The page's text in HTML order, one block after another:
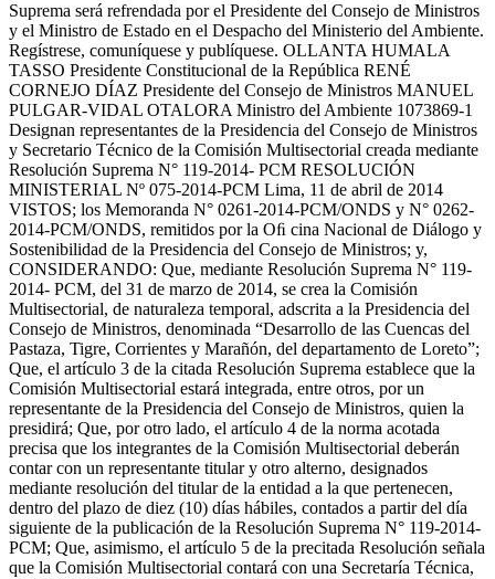
Suprema será refrendada por el Presidente del Consejo de Ministros
y el Ministro de Estado en el Despacho del Ministerio del Ambiente.
Regístrese, comuníquese y publíquese. OLLANTA HUMALA
TASSO Presidente Constitucional de la República RENÉ
CORNEJO DÍAZ Presidente del Consejo de Ministros MANUEL
PULGAR-VIDAL OTALORA Ministro del Ambiente 1073869-1
Designan representantes de la Presidencia del Consejo de Ministros
y Secretario Técnico de la Comisión Multisectorial creada mediante
Resolución Suprema N° 119-2014- PCM RESOLUCIÓN
MINISTERIAL Nº 075-2014-PCM Lima, 11 de abril de 2014
VISTOS; los Memoranda N° 0261-2014-PCM/ONDS y N° 0262-
2014-PCM/ONDS, remitidos por la Oﬁ cina Nacional de Diálogo y
Sostenibilidad de la Presidencia del Consejo de Ministros; y,
CONSIDERANDO: Que, mediante Resolución Suprema N° 119-
2014- PCM, del 31 de marzo de 2014, se crea la Comisión
Multisectorial, de naturaleza temporal, adscrita a la Presidencia del
Consejo de Ministros, denominada “Desarrollo de las Cuencas del
Pastaza, Tigre, Corrientes y Marañón, del departamento de Loreto”;
Que, el artículo 3 de la citada Resolución Suprema establece que la
Comisión Multisectorial estará integrada, entre otros, por un
representante de la Presidencia del Consejo de Ministros, quien la
presidirá; Que, por otro lado, el artículo 4 de la norma acotada
precisa que los integrantes de la Comisión Multisectorial deberán
contar con un representante titular y otro alterno, designados
mediante resolución del titular de la entidad a la que pertenecen,
dentro del plazo de diez (10) días hábiles, contados a partir del día
siguiente de la publicación de la Resolución Suprema N° 119-2014-
PCM; Que, asimismo, el artículo 5 de la precitada Resolución señala
que la Comisión Multisectorial contará con una Secretaría Técnica,